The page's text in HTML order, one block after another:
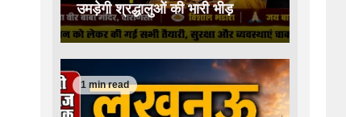
उमड़ेगी श्रद्धालुओं की भारी भीड़
1 min read